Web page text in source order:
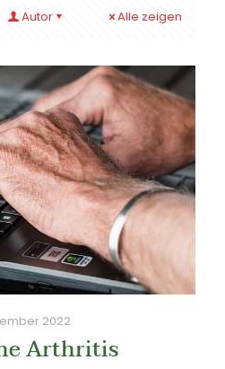
Autor Alle zeigen
2022
Arthritis